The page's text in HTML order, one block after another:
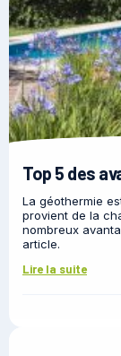
Top 5 des
La géothermie
provient de la
nombreux
article.
Lire la suite